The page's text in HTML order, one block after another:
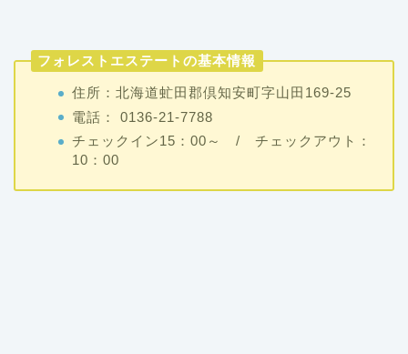
フォレストエステートの基本情報
住所：北海道虻田郡倶知安町字山田169‐25
電話： 0136-21-7788
チェックイン15：00～ / チェックアウト：
10：00